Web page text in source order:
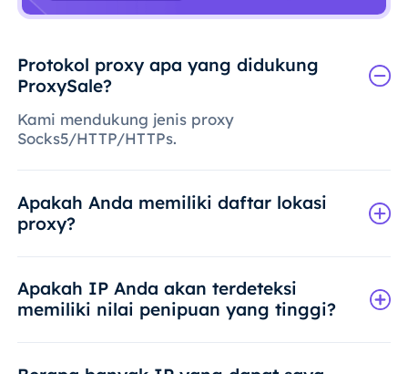
Protokol proxy apa yang didukung
ProxySale?
Kami mendukung jenis proxy
Socks5/HTTP/HTTPs.
Apakah Anda memiliki daftar lokasi
proxy?
Apakah IP Anda akan terdeteksi
memiliki nilai penipuan yang tinggi?